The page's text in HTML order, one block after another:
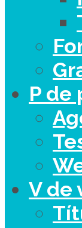
P de
V de